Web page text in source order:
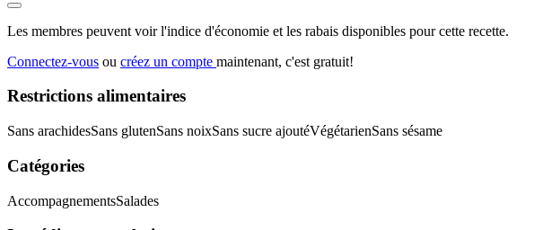
Les membres peuvent voir l'indice d'économie et les rabais disponibles pour cette recette.
Connectez-vous ou créez un compte maintenant, c'est gratuit!
Restrictions alimentaires
Sans arachidesSans glutenSans noixSans sucre ajoutéVégétarienSans sésame
Catégories
AccompagnementsSalades